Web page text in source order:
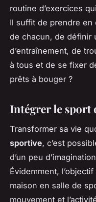
routine d’exercices
Il suffit de prendre en
de chacun, de définir
d’entraînement, de
à tous et de se fixer
prêts à bouger ?
Intégrer le sport
Transformer sa vie
sportive, c’est
d’un peu
Évidemment,
maison en salle de
mouvement et